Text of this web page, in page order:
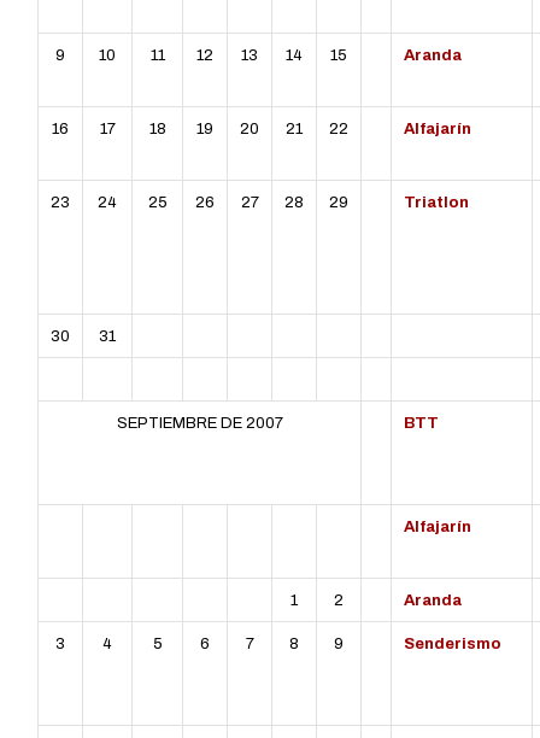
9 10 11 12 13 14 15 Aranda
16 17 18 19 20 21 22 Alfajarín
23 24 25 26 27 28 29 Triatlon
30 31
SEPTIEMBRE DE 2007 BTT
Alfajarín
1 2 Aranda
3 4 5 6 7 8 9 Senderismo